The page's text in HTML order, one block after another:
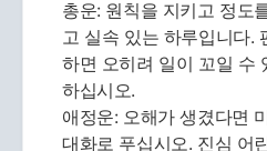
총운: 원칙을 지키고 정도
고 실속 있는 하루입니다.
하면 오히려 일이 꼬일 수
하십시오.
애정운: 오해가 생겼다면
대화로 푸십시오. 진심 어